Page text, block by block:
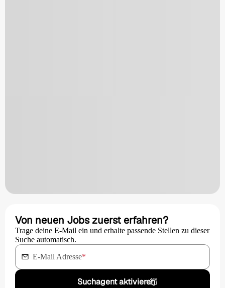
Von neuen Jobs zuerst erfahren?
Trage deine E-Mail ein und erhalte passende Stellen zu dieser
Suche automatisch.
E-Mail Adresse*
Suchagent aktivieren